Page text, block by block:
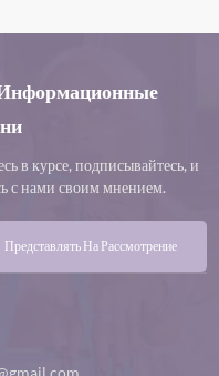
себя очень комфортно.​
в курсе, подписывайтесь, и
с нами своим мнением.
Представлять На Рассмотрение